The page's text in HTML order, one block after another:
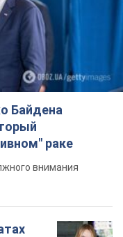
Байдена
раке
внимания